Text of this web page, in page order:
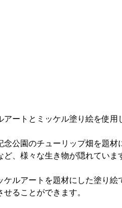
ートとミッケル塗り絵を使用
念公園のチューリップ畑を題材
、様々な生き物が隠れていま
ケルアートを題材にした塗り
ることができます。